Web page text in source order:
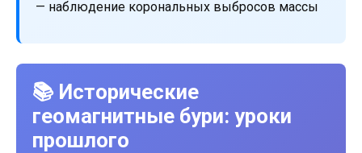
— наблюдение корональных выбросов массы
📚 Исторические
геомагнитные бури: уроки
прошлого